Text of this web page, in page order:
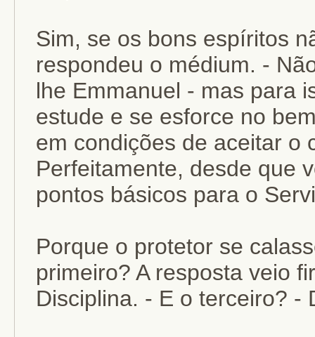
Sim, se os bons espíritos
respondeu o médium. -
lhe Emmanuel - mas para
estude e se esforce no
em condições de aceitar o
Perfeitamente, desde que
pontos básicos para o
Porque o protetor se
primeiro? A resposta veio
Disciplina. - E o terceiro? -